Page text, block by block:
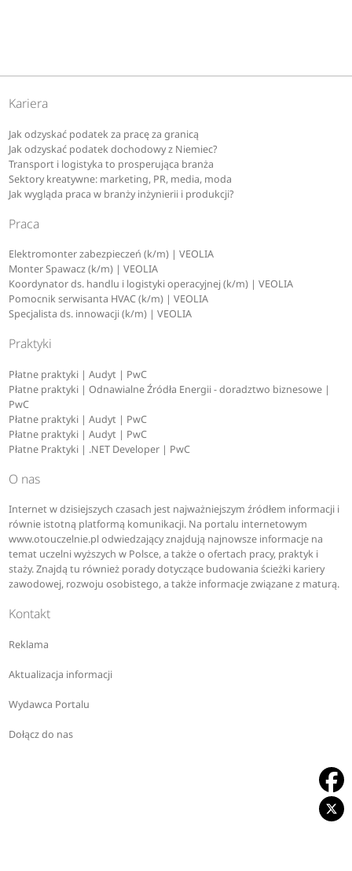
Kariera
Jak odzyskać podatek za pracę za granicą
Jak odzyskać podatek dochodowy z Niemiec?
Transport i logistyka to prosperująca branża
Sektory kreatywne: marketing, PR, media, moda
Jak wygląda praca w branży inżynierii i produkcji?
Praca
Elektromonter zabezpieczeń (k/m) | VEOLIA
Monter Spawacz (k/m) | VEOLIA
Koordynator ds. handlu i logistyki operacyjnej (k/m) | VEOLIA
Pomocnik serwisanta HVAC (k/m) | VEOLIA
Specjalista ds. innowacji (k/m) | VEOLIA
Praktyki
Płatne praktyki | Audyt | PwC
Płatne praktyki | Odnawialne Źródła Energii - doradztwo biznesowe |
PwC
Płatne praktyki | Audyt | PwC
Płatne praktyki | Audyt | PwC
Płatne Praktyki | .NET Developer | PwC
O nas
Internet w dzisiejszych czasach jest najważniejszym źródłem informacji i
równie istotną platformą komunikacji. Na portalu internetowym
www.otouczelnie.pl odwiedzający znajdują najnowsze informacje na
temat uczelni wyższych w Polsce, a także o ofertach pracy, praktyk i
staży. Znajdą tu również porady dotyczące budowania ścieżki kariery
zawodowej, rozwoju osobistego, a także informacje związane z maturą.
Kontakt
Reklama
Aktualizacja informacji
Wydawca Portalu
Dołącz do nas